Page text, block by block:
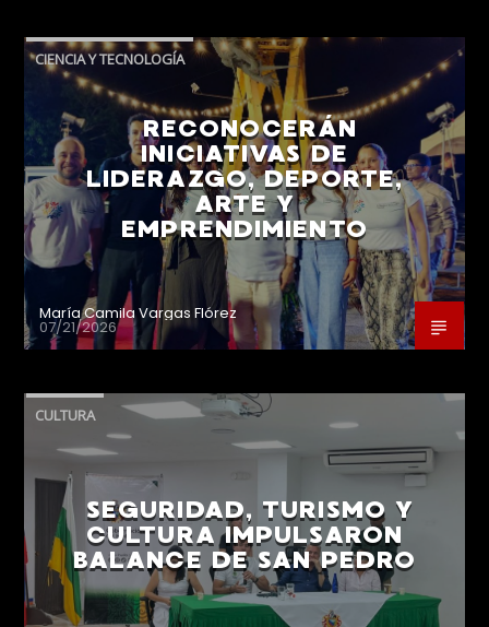
CIENCIA Y TECNOLOGÍA
RECONOCERÁN
INICIATIVAS DE
LIDERAZGO, DEPORTE,
ARTE Y
EMPRENDIMIENTO
María Camila Vargas Flórez
07/21/2026
CULTURA
SEGURIDAD, TURISMO Y
CULTURA IMPULSARON
BALANCE DE SAN PEDRO